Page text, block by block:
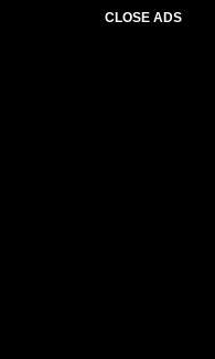
CLOSE ADS